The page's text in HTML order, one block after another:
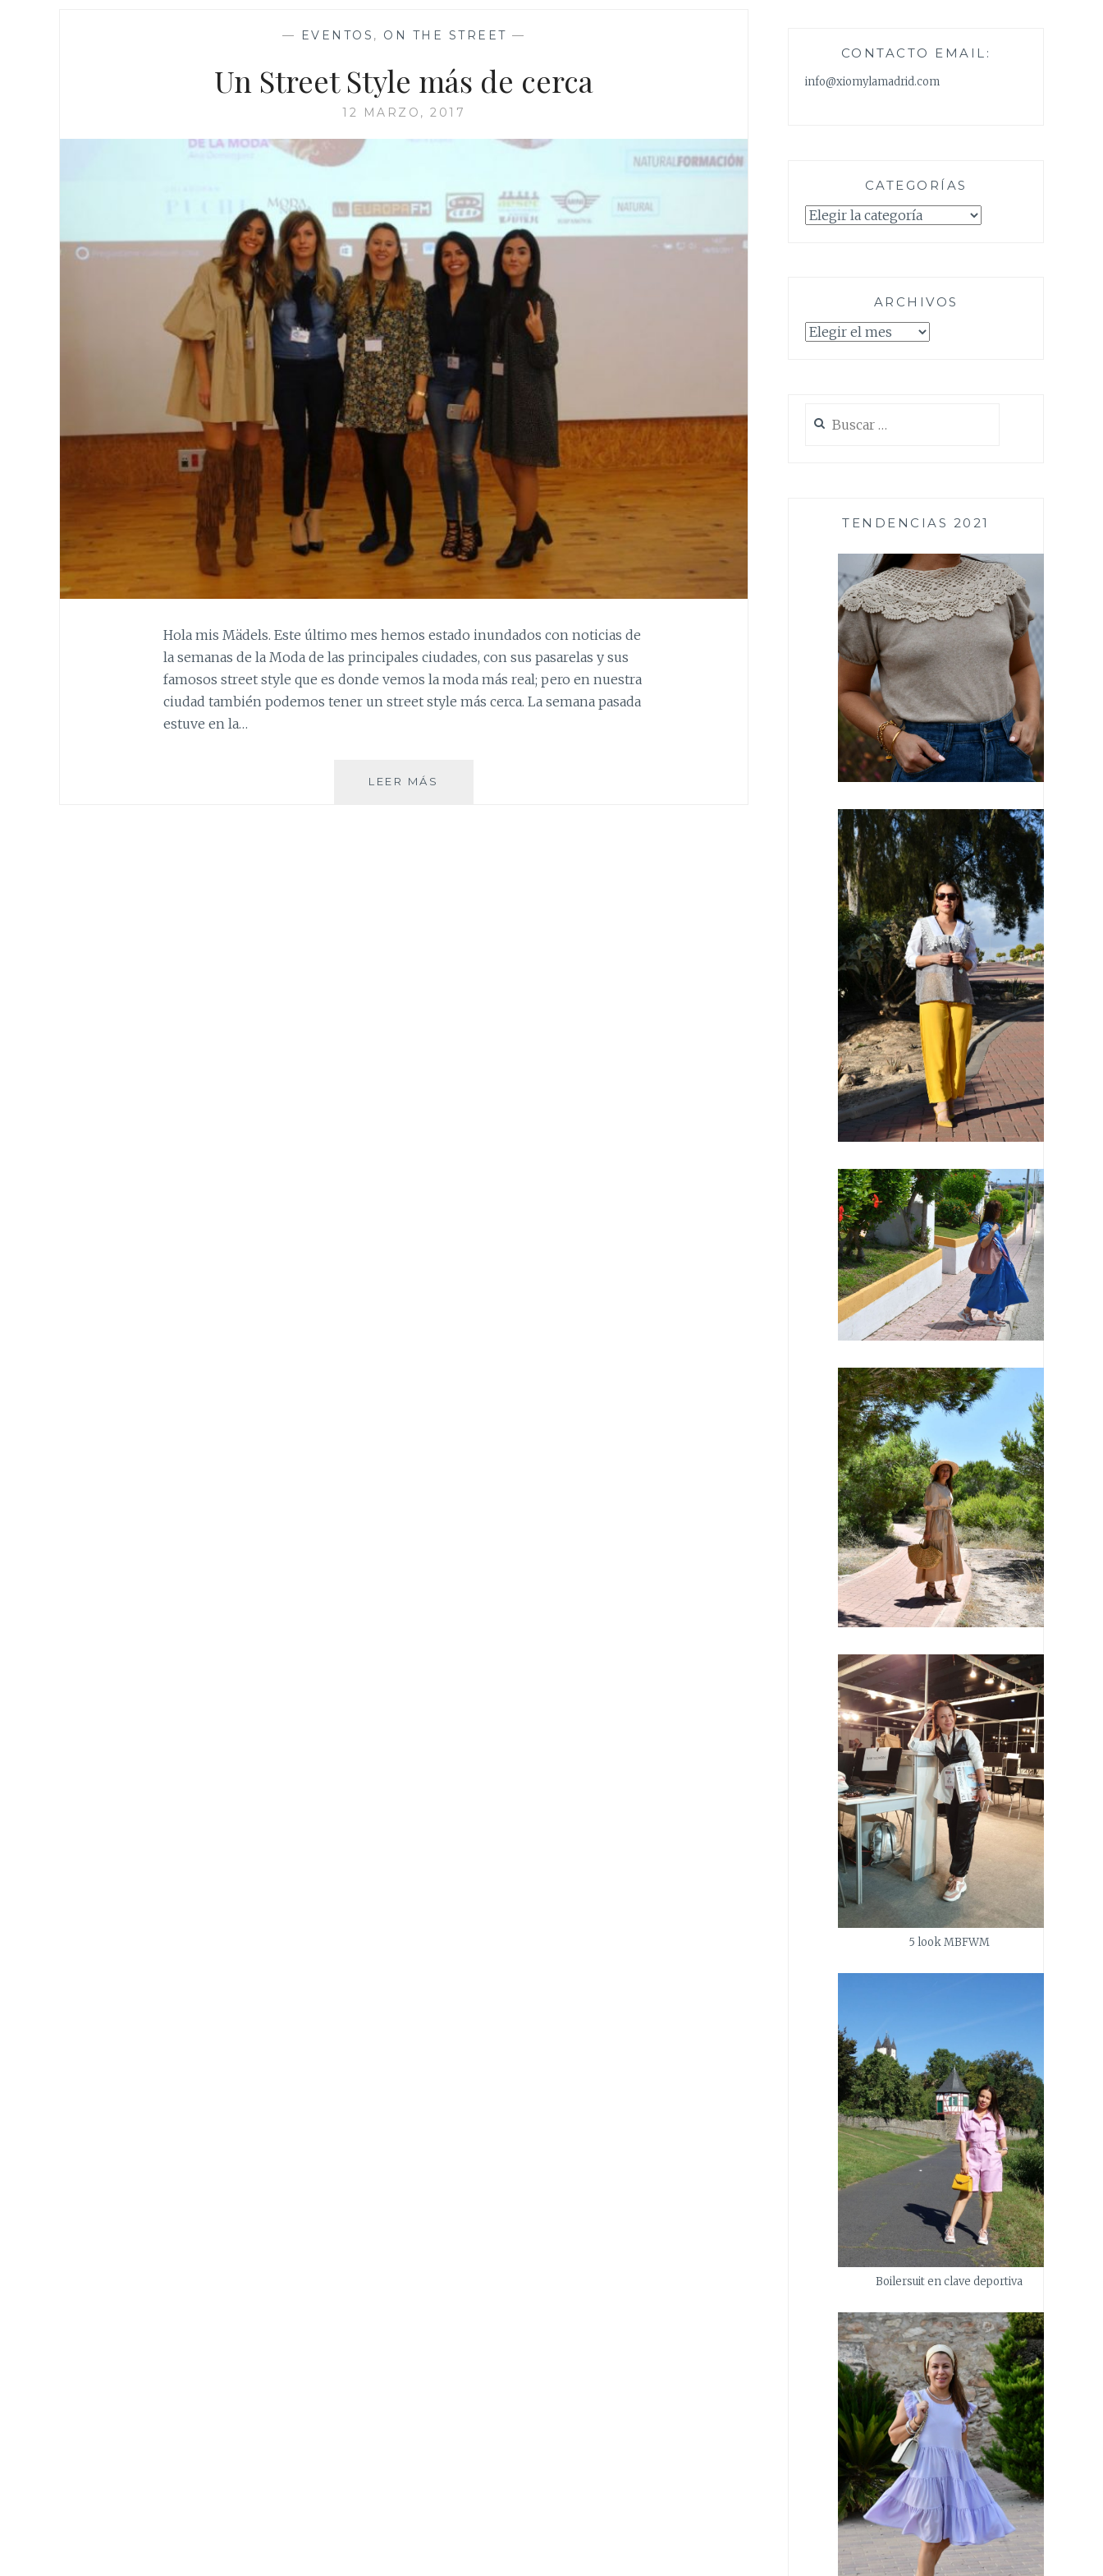
— EVENTOS , ON THE STREET —
Un Street Style más de cerca
12 MARZO, 2017
Hola mis Mädels. Este último mes hemos estado inundados con noticias de
la semanas de la Moda de las principales ciudades, con sus pasarelas y sus
famosos street style que es donde vemos la moda más real; pero en nuestra
ciudad también podemos tener un street style más cerca. La semana pasada
estuve en la…
LEER MÁS
CONTACTO EMAIL:
info@xiomylamadrid.com
CATEGORÍAS
Categorías
ARCHIVOS
Archivos
TENDENCIAS 2021
5 look MBFWM
Boilersuit en clave deportiva